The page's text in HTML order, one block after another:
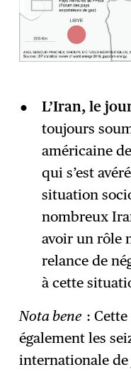
L’Iran, le
toujours
américaine
qui s’est
situation
nombreux
avoir un rôle
relance de
à cette
Nota bene :
également les
internationale